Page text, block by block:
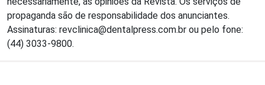
propaganda são de responsabilidade dos anunciantes.
Assinaturas: revclinica@dentalpress.com.br ou pelo fone:
(44) 3033-9800.